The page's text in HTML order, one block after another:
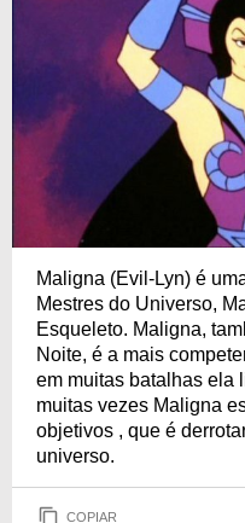
Maligna (Evil-Lyn) é
Mestres do Universo,
Esqueleto. Maligna,
Noite, é a mais
em muitas batalhas ela
muitas vezes Maligna
objetivos , que é
universo.
COPIAR